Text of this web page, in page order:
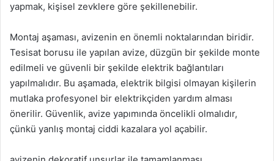
yapmak, kişisel zevklere göre şekillenebilir.
Montaj aşaması, avizenin en önemli noktalarından biridir.
Tesisat borusu ile yapılan avize, düzgün bir şekilde monte
edilmeli ve güvenli bir şekilde elektrik bağlantıları
yapılmalıdır. Bu aşamada, elektrik bilgisi olmayan kişilerin
mutlaka profesyonel bir elektrikçiden yardım alması
önerilir. Güvenlik, avize yapımında öncelikli olmalıdır,
çünkü yanlış montaj ciddi kazalara yol açabilir.